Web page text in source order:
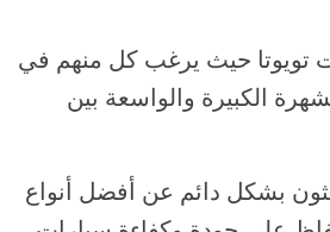
تويوتا حيث يرغب كل منهم في
الكبيرة والواسعة بين
بشكل دائم عن أفضل أنواع